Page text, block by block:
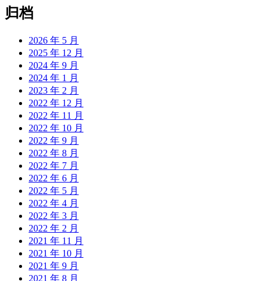
归档
2026 年 5 月
2025 年 12 月
2024 年 9 月
2024 年 1 月
2023 年 2 月
2022 年 12 月
2022 年 11 月
2022 年 10 月
2022 年 9 月
2022 年 8 月
2022 年 7 月
2022 年 6 月
2022 年 5 月
2022 年 4 月
2022 年 3 月
2022 年 2 月
2021 年 11 月
2021 年 10 月
2021 年 9 月
2021 年 8 月